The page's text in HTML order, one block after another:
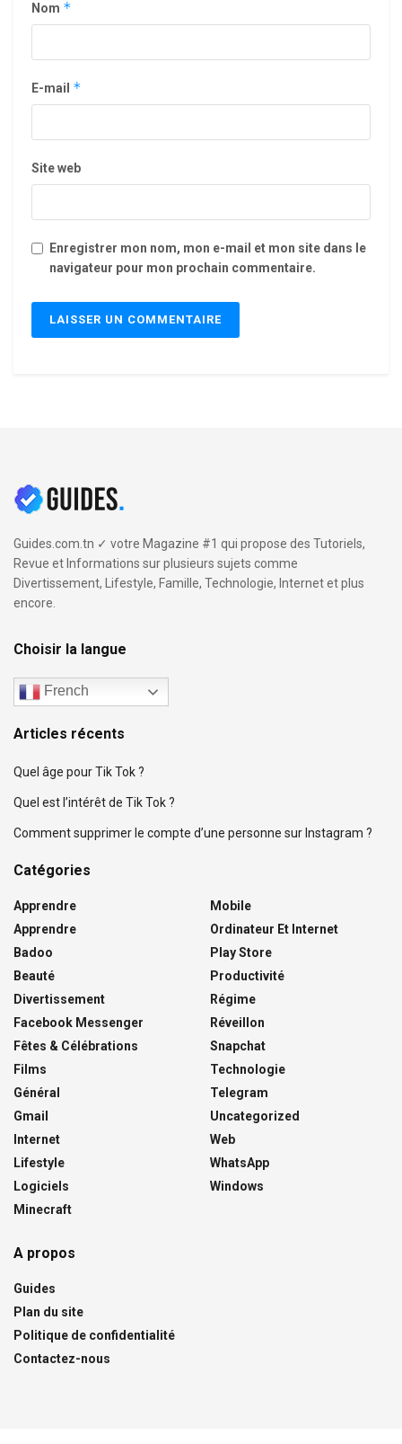
Nom *
E-mail *
Site web
Enregistrer mon nom, mon e-mail et mon site dans le
navigateur pour mon prochain commentaire.
Guides.com.tn ✓ votre Magazine #1 qui propose des Tutoriels,
Revue et Informations sur plusieurs sujets comme
Divertissement, Lifestyle, Famille, Technologie, Internet et plus
encore.
Choisir la langue
French
Articles récents
Quel âge pour Tik Tok ?
Quel est l’intérêt de Tik Tok ?
Comment supprimer le compte d’une personne sur Instagram ?
Catégories
Apprendre
Apprendre
Badoo
Beauté
Divertissement
Facebook Messenger
Fêtes & Célébrations
Films
Général
Gmail
Internet
Lifestyle
Logiciels
Minecraft
Mobile
Ordinateur Et Internet
Play Store
Productivité
Régime
Réveillon
Snapchat
Technologie
Telegram
Uncategorized
Web
WhatsApp
Windows
A propos
Guides
Plan du site
Politique de confidentialité
Contactez-nous